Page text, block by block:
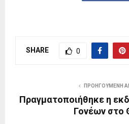
SHARE 0
ΠΡΟΗΓΟΎΜΕΝΗ
Πραγματοποιήθηκε η
Γονέων στο